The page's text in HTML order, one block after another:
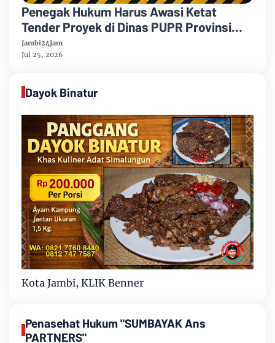
Penegak Hukum Harus Awasi Ketat
Tender Proyek di Dinas PUPR Provinsi
Jambi, Khususnya Dinas PUPR
Kabupaten Bungo
Jambi24Jam
Jul 25, 2026
Dayok Binatur
Kota Jambi, KLIK Benner
Penasehat Hukum "SUMBAYAK Ans
PARTNERS"